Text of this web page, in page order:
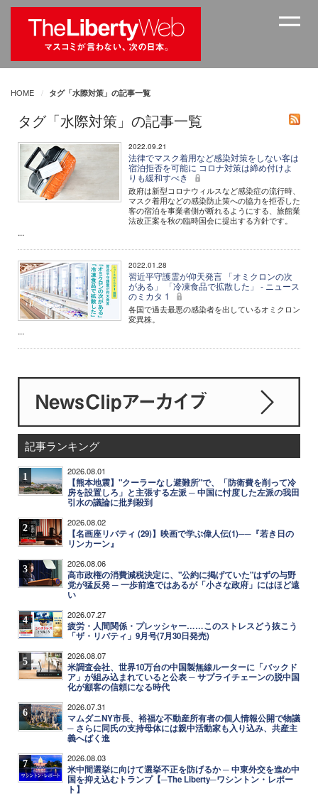
HOME タグ「水際対策」の記事一覧
タグ「水際対策」の記事一覧
2022.09.21
法律でマスク着用など感染対策をしない客は
宿泊拒否を可能に コロナ対策は締め付けよ
りも緩和すべき
政府は新型コロナウィルスなど感染症の流行時、
マスク着用などの感染防止策への協力を拒否した
客の宿泊を事業者側が断れるようにする、旅館業
法改正案を秋の臨時国会に提出する方針です。
...
2022.01.28
習近平守護霊が仰天発言 「オミクロンの次
がある」 「冷凍食品で拡散した」 - ニュース
のミカタ 1
各国で過去最悪の感染者を出しているオミクロン
変異株。
...
記事ランキング
1 2026.08.01
【熊本地震】"クーラーなし避難所"で、「防衛費を削って冷
房を設置しろ」と主張する左派 ─ 中国に忖度した左派の我田
引水の議論に批判殺到
2 2026.08.02
【名画座リバティ (29)】映画で学ぶ偉人伝(1)──『若き日の
リンカーン』
3 2026.08.06
高市政権の消費減税決定に、"公約に掲げていた"はずの与野
党が猛反発 ─ 一歩前進ではあるが「小さな政府」にはほど遠
い
4 2026.07.27
疲労・人間関係・プレッシャー……このストレスどう抜こう
「ザ・リバティ」9月号(7月30日発売)
5 2026.08.07
米調査会社、世界10万台の中国製無線ルーターに「バックド
ア」が組み込まれていると公表 ─ サプライチェーンの脱中国
化が顧客の信頼になる時代
6 2026.07.31
マムダニNY市長、裕福な不動産所有者の個人情報公開で物議
─ さらに同氏の支持母体には親中活動家も入り込み、共産主
義へばく進
7 2026.08.03
米中間選挙に向けて選挙不正を防げるか ─ 中東外交を進め中
国を抑え込むトランプ【─The Liberty─ワシントン・レポー
ト】